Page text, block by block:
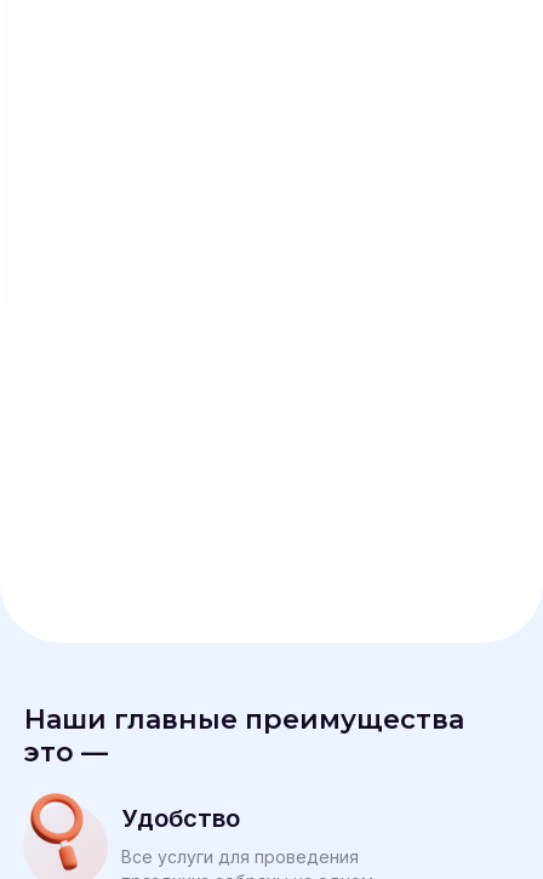
Наши главные преимущества
это —
Удобство
Все услуги для проведения